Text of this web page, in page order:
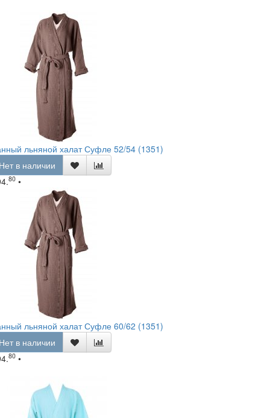
льняной халат Суфле 52/54 (1351)
в наличии
80 •
льняной халат Суфле 60/62 (1351)
в наличии
80 •